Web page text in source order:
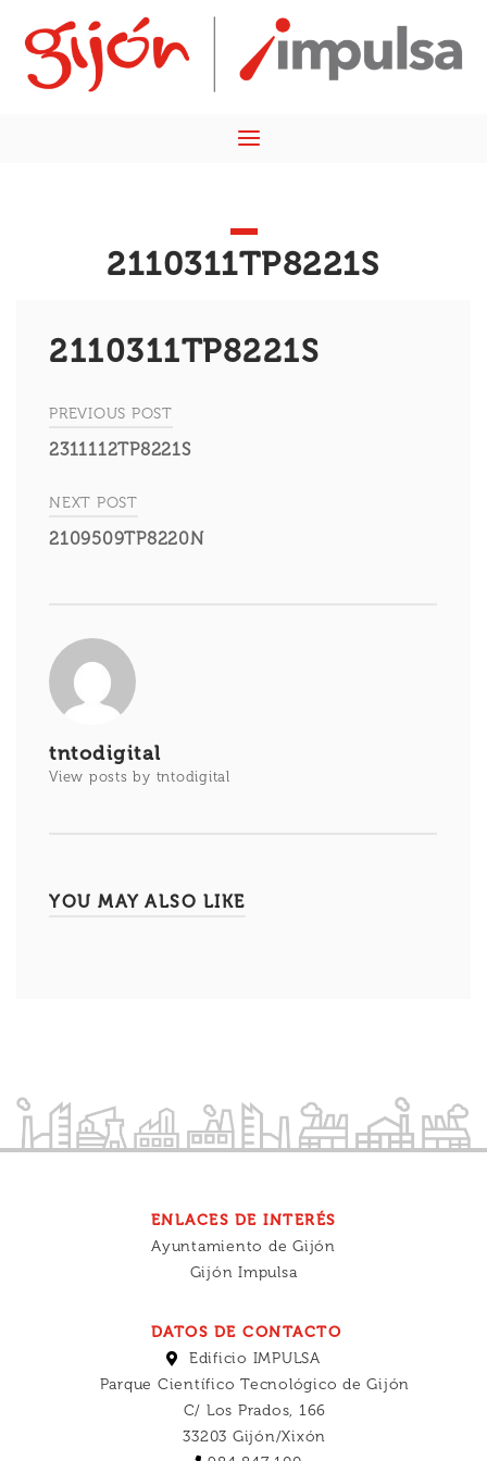
content
Home
Menu
2110311TP8221S
2110311TP8221S
Navegación
entradas
PREVIOUS POST
2311112TP8221S
NEXT POST
2109509TP8220N
tntodigital
View posts by tntodigital
YOU MAY ALSO LIKE
ENLACES DE INTERÉS
Ayuntamiento de Gijón
Gijón Impulsa
DATOS DE CONTACTO
Edificio IMPULSA
Parque Científico Tecnológico de Gijón
C/ Los Prados, 166
33203 Gijón/Xixón